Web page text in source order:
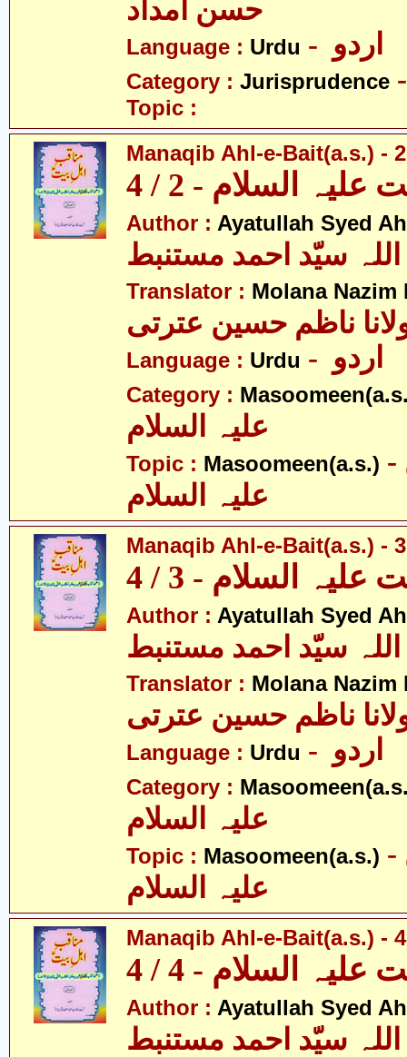
Language : Urdu
Category : Jurisprudence
Topic :
Manaqib Ahl-e-Bait(a.s.) -
السلام - 2 / 4
Author : Ayatullah Syed
سیّد احمد مستنبط
Translator : Molana Nazim
ناظم حسین عترتی
Language : Urdu
Category :
Topic : Masoomeen(a.s.) - معصومین
علیہ السلام
Manaqib Ahl-e-Bait(a.s.) -
السلام - 3 / 4
Author : Ayatullah Syed
سیّد احمد مستنبط
Translator : Molana Nazim
ناظم حسین عترتی
Language : Urdu
Category :
Topic : Masoomeen(a.s.) - معصومین
علیہ السلام
Manaqib Ahl-e-Bait(a.s.) -
السلام - 4 / 4
Author : Ayatullah Syed
سیّد احمد مستنبط